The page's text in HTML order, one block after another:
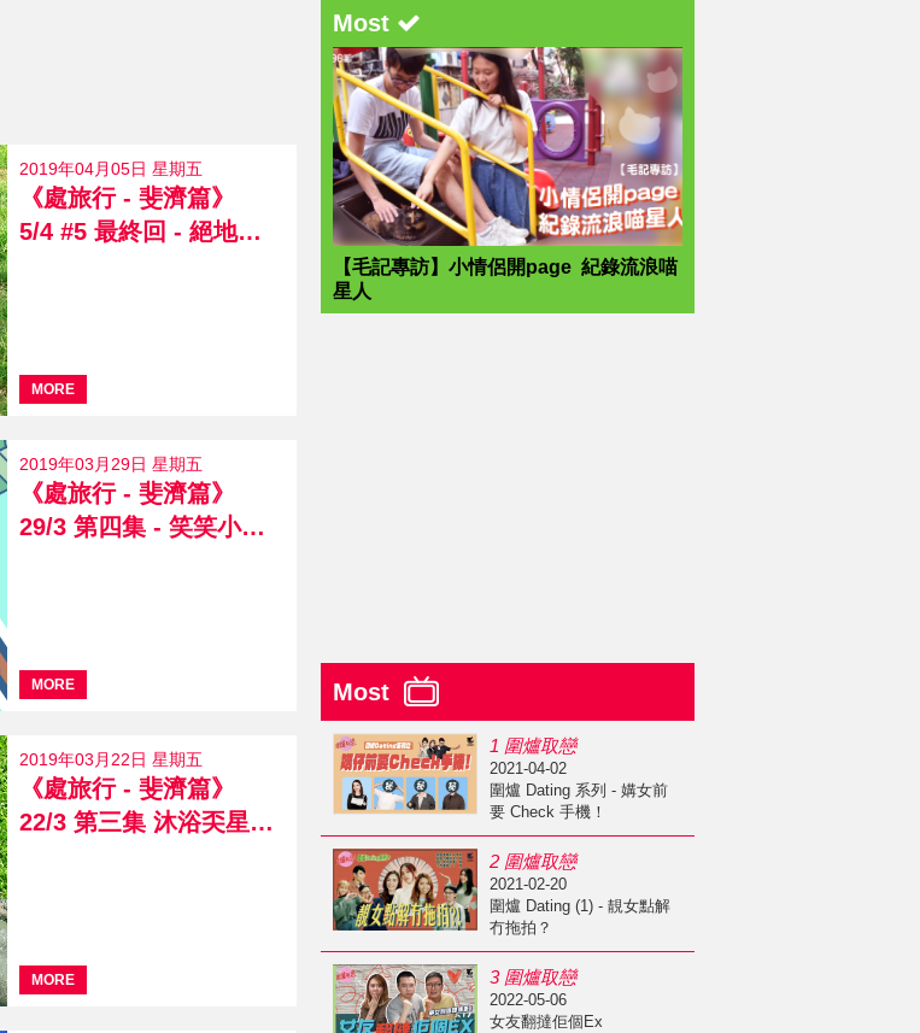
2019年04月05日 星期五
《處旅行 - 斐濟篇》
5/4 #5 最終回 - 絕地欖球戰！
MORE
2019年03月29日 星期五
《處旅行 - 斐濟篇》
29/3 第四集 - 笑笑小部落！
MORE
2019年03月22日 星期五
《處旅行 - 斐濟篇》
22/3 第三集 沐浴奀星匯！
MORE
Most
【毛記專訪】小情侶開page 紀錄流浪喵
星人
Most
1 圍爐取戀
2021-04-02
圍爐 Dating 系列 - 媾女前
要 Check 手機！
2 圍爐取戀
2021-02-20
圍爐 Dating (1) - 靚女點解
冇拖拍？
3 圍爐取戀
2022-05-06
女友翻撻佢個Ex